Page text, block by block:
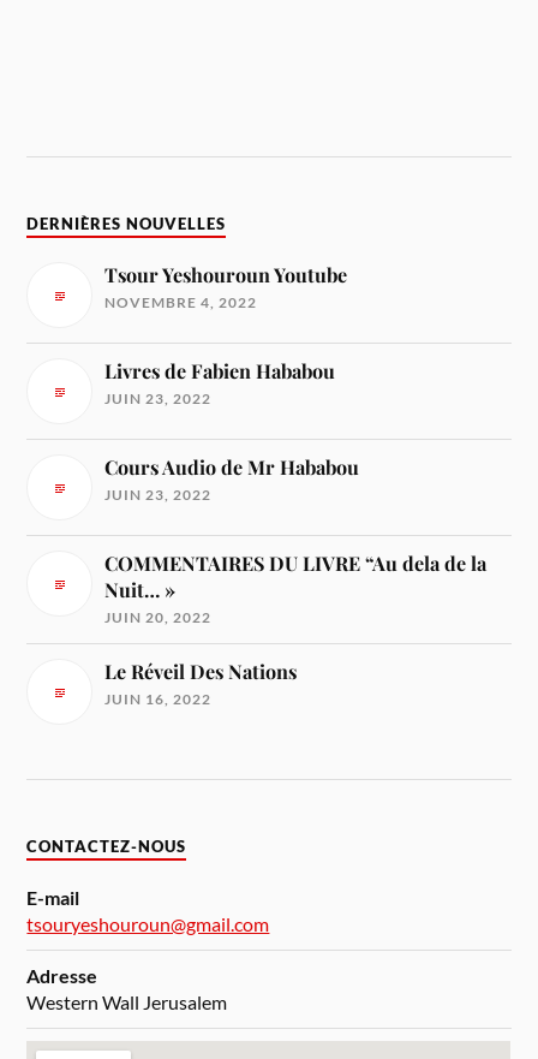
DERNIÈRES NOUVELLES
Tsour Yeshouroun Youtube
NOVEMBRE 4, 2022
Livres de Fabien Hababou
JUIN 23, 2022
Cours Audio de Mr Hababou
JUIN 23, 2022
COMMENTAIRES DU LIVRE “Au dela de la
Nuit… »
JUIN 20, 2022
Le Réveil Des Nations
JUIN 16, 2022
CONTACTEZ-NOUS
E-mail
tsouryeshouroun@gmail.com
Adresse
Western Wall Jerusalem